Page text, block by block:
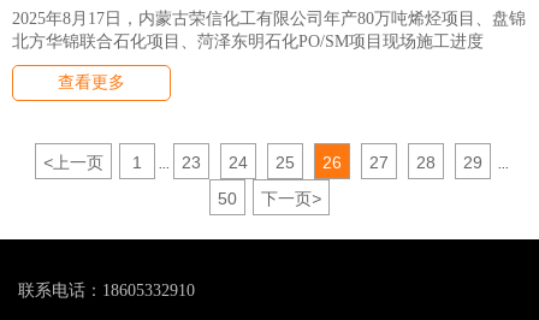
2025年8月17日，内蒙古荣信化工有限公司年产80万吨烯烃项目、盘锦
北方华锦联合石化项目、菏泽东明石化PO/SM项目现场施工进度
查看更多
<上一页 1 23 24 25 26 27 28 29
50 下一页>
联系电话：18605332910